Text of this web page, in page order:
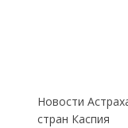
Новости
стран Каспия